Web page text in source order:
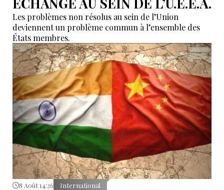
Les problèmes non résolus au sein de l’Union
deviennent un problème commun à l’ensemble des
États membres.
8 Août 14:26 International